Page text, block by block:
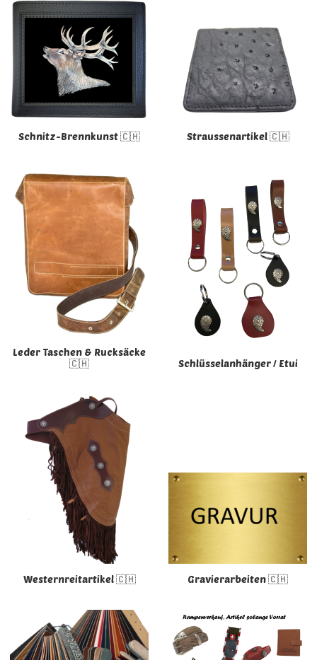
Schnitz-Brennkunst 🇨🇭 Straussenartikel 🇨🇭
Leder Taschen & Rucksäcke
🇨🇭
Schlüsselanhänger / Etui
Westernreitartikel 🇨🇭 Gravierarbeiten 🇨🇭